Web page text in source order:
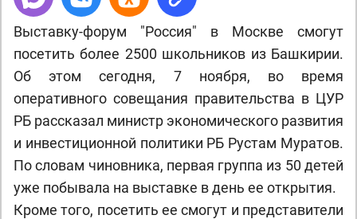
Выставку-форум "Россия" в Москве смогут
посетить более 2500 школьников из Башкирии.
Об этом сегодня, 7 ноября, во время
оперативного совещания правительства в ЦУР
РБ рассказал министр экономического развития
и инвестиционной политики РБ Рустам Муратов.
По словам чиновника, первая группа из 50 детей
уже побывала на выставке в день ее открытия.
Кроме того, посетить ее смогут и представители